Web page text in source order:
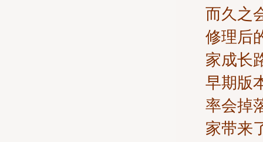
而久之
修理后
家成长
早期版
率会掉
家带来